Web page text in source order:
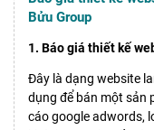
Bửu Group
1. Báo giá thiết kế
Đây là dạng website
dụng để bán một sản
cáo google adwords,